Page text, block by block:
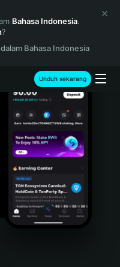
Bahasa Indonesia.
?
Bahasa Indonesia
Unduh sekarang